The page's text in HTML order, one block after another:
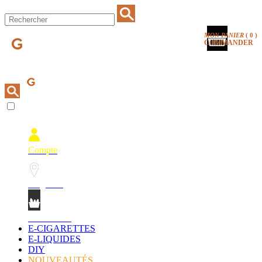
MON PANIER ( 0 )
COMMANDER
Compte
E-CIGARETTES
E-LIQUIDES
DIY
NOUVEAUTÉS